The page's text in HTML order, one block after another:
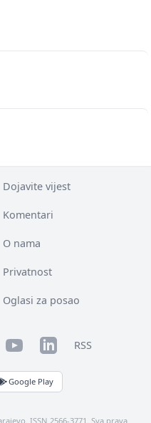
Dojavite vijest
Komentari
O nama
Privatnost
Oglasi za posao
YouTubeLinkedInRSS
Google Play
ISSN 2566-3771. Sva prava